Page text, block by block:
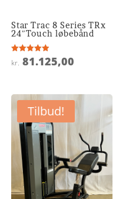
Star Trac 8 Series TRx
24″Touch løbebånd
Vurderet
4.9
kr. 81.125,00
Tilbud!